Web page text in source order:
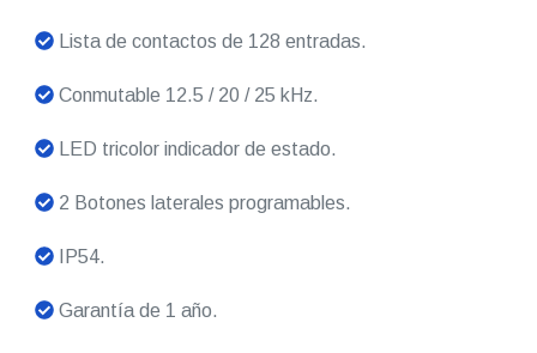
Lista de contactos de 128 entradas.
Conmutable 12.5 / 20 / 25 kHz.
LED tricolor indicador de estado.
2 Botones laterales programables.
IP54.
Garantía de 1 año.